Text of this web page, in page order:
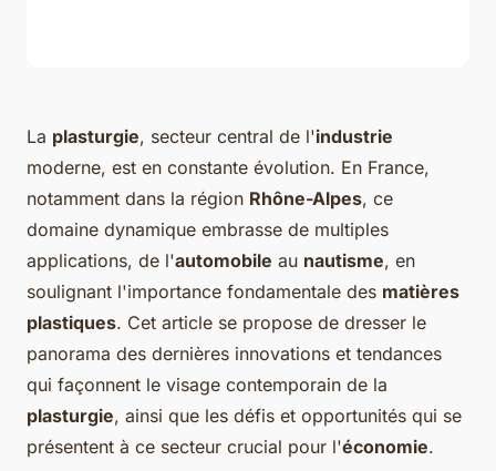
La plasturgie, secteur central de l'industrie
moderne, est en constante évolution. En France,
notamment dans la région Rhône-Alpes, ce
domaine dynamique embrasse de multiples
applications, de l'automobile au nautisme, en
soulignant l'importance fondamentale des matières
plastiques. Cet article se propose de dresser le
panorama des dernières innovations et tendances
qui façonnent le visage contemporain de la
plasturgie, ainsi que les défis et opportunités qui se
présentent à ce secteur crucial pour l'économie.